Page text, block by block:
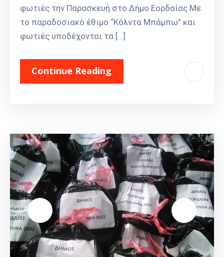
φωτιές την Παρασκευή στο Δήμο Εορδαίας Με
το παραδοσιακό έθιμο “Κόλντα Μπάμπω” και
φωτιές υποδέχονται τα […]
Continue Reading